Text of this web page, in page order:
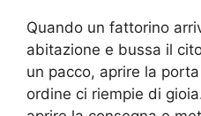
Quando un fattorino
abitazione e bussa il
un pacco, aprire la
ordine ci riempie di